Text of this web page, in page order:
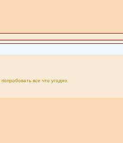
все что угодно